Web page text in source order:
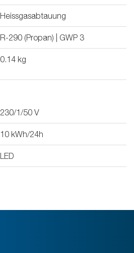
Heissgasabtauung
R-290 (Propan) | GWP 3
0.14 kg
230/1/50 V
10 kWh/24h
LED